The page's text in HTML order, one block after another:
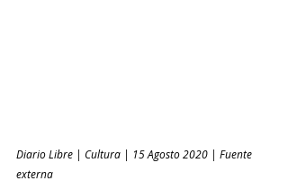
Diario Libre | Cultura | 15 Agosto 2020 | Fuente
externa